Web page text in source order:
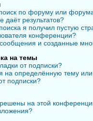
по форуму или
даёт результатов?
я получил пустую
конференции?
и созданные
на темы
от подписки?
на определённую тему
подписки?
на этой